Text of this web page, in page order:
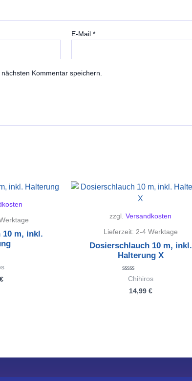
E-Mail*
Kommentar speichern.
10 m, inkl.
€
zzgl. Versandkosten
Lieferzeit: 2-4 Werktage
Dosierschlauch 10 m, inkl.
Halterung X
Bewertet
Chihiros
14,99 €